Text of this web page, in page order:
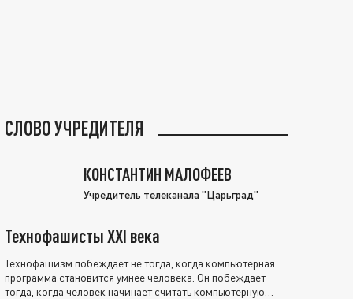
СЛОВО УЧРЕДИТЕЛЯ
КОНСТАНТИН МАЛОФЕЕВ
Учредитель телеканала "Царьград"
Технофашисты XXI века
Технофашизм побеждает не тогда, когда компьютерная
программа становится умнее человека. Он побеждает
тогда, когда человек начинает считать компьютерную